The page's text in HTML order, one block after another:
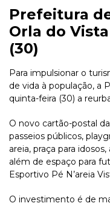
Prefeitura
Orla do
(30)
Para impulsionar o
de vida à população, a
quinta-feira (30) a
O novo cartão-postal
passeios públicos,
areia, praça para
além de espaço para
Esportivo Pé N’areia
O investimento é de